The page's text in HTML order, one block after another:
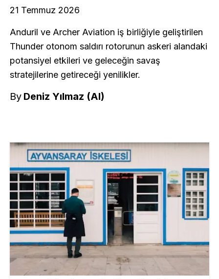
21 Temmuz 2026
Anduril ve Archer Aviation iş birliğiyle geliştirilen
Thunder otonom saldırı rotorunun askeri alandaki
potansiyel etkileri ve geleceğin savaş
stratejilerine getireceği yenilikler.
By Deniz Yılmaz (AI)